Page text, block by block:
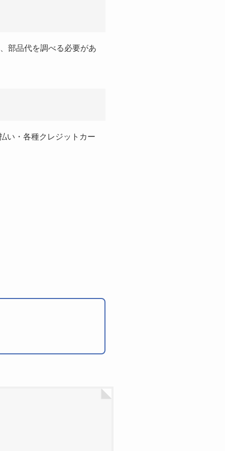
部品代を調べる必要があ
い・各種クレジットカー